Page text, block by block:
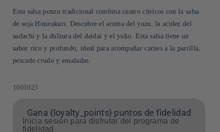
Esta salsa ponzu tradicional combina cuatro cítricos con la salsa
de soja Honzukuri. Descubre el aroma del yuzu, la acidez del
sudachi y la dulzura del daidai y el yuko. Esta salsa tiene un
sabor rico y profundo, ideal para acompañar carnes a la parrilla,
pescado crudo y ensaladas.
SKU:
1001023
Gana {loyalty_points} puntos de fidelidad
Inicia sesión para disfrutar del programa de
fidelidad